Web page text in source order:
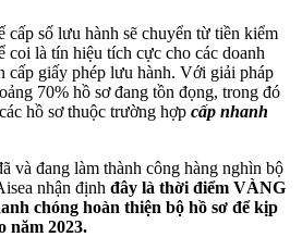
cấp số lưu hành sẽ chuyển từ tiền kiểm
coi là tín hiệu tích cực cho các doanh
cấp giấy phép lưu hành. Với giải pháp
70% hồ sơ đang tồn đọng, trong đó
hồ sơ thuộc trường hợp cấp nhanh
và đang làm thành công hàng nghìn bộ
nhận định đây là thời điểm VÀNG
chóng hoàn thiện bộ hồ sơ để kịp
năm 2023.